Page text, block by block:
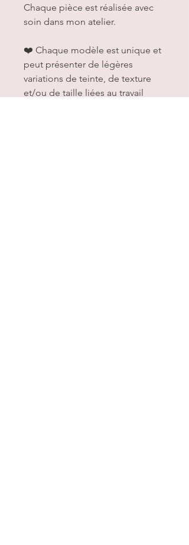
Chaque pièce est réalisée avec
soin dans mon atelier.
❤️ Chaque modèle est unique et
peut présenter de légères
variations de teinte, de texture
et/ou de taille liées au travail